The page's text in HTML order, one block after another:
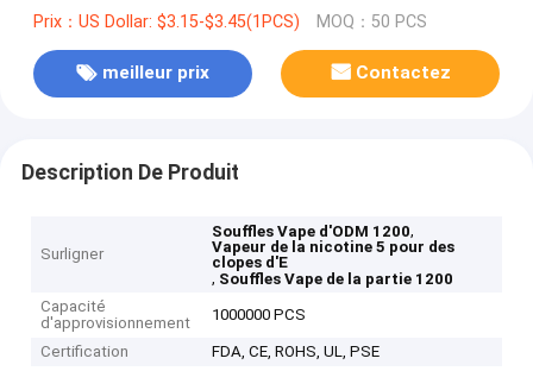
Prix：US Dollar: $3.15-$3.45(1PCS) MOQ：50 PCS
meilleur prix Contactez
Description De Produit
Surligner
Souffles Vape d'ODM 1200,
Vapeur de la nicotine 5 pour des
clopes d'E
, Souffles Vape de la partie 1200
Capacité
d'approvisionnement
1000000 PCS
Certification
FDA, CE, ROHS, UL, PSE